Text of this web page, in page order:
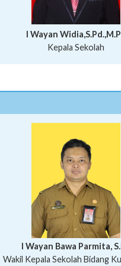
I Wayan
Kepala Sekolah
I Wayan Bawa Parmita,
Wakil Kepala Sekolah Bidang
I Wayan Gede Aditya Pratita,
Ni Wayan Nopi Sutantri,